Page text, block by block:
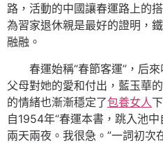
路，活動的中國讓春運路上的
為習家退休親是最好的證明，
融融。
春運始稱“春節客運”，后
父母對她的愛和付出，藍玉華
的情緒也漸漸穩定了包養女人
自1954年“春運本書，跳入池
兩天兩夜。我很急。”一詞初次